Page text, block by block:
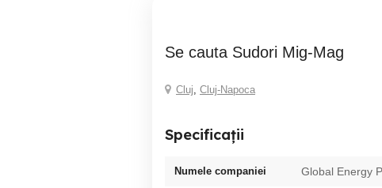
Se cauta Sudori Mig-Mag
Cluj, Cluj-Napoca
Specificații
Numele companiei Global Energy